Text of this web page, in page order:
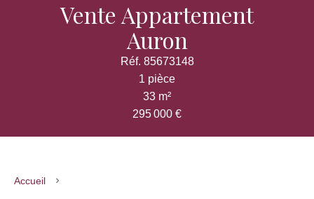
Vente Appartement
Auron
Réf. 85673148
1 pièce
33 m²
295 000 €
Accueil